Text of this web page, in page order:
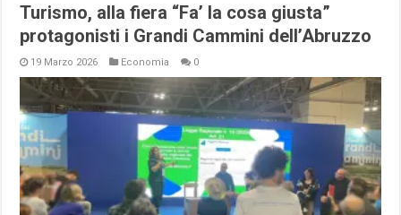
Turismo, alla fiera “Fa’ la cosa giusta”
protagonisti i Grandi Cammini dell’Abruzzo
19 Marzo 2026 Economia 0